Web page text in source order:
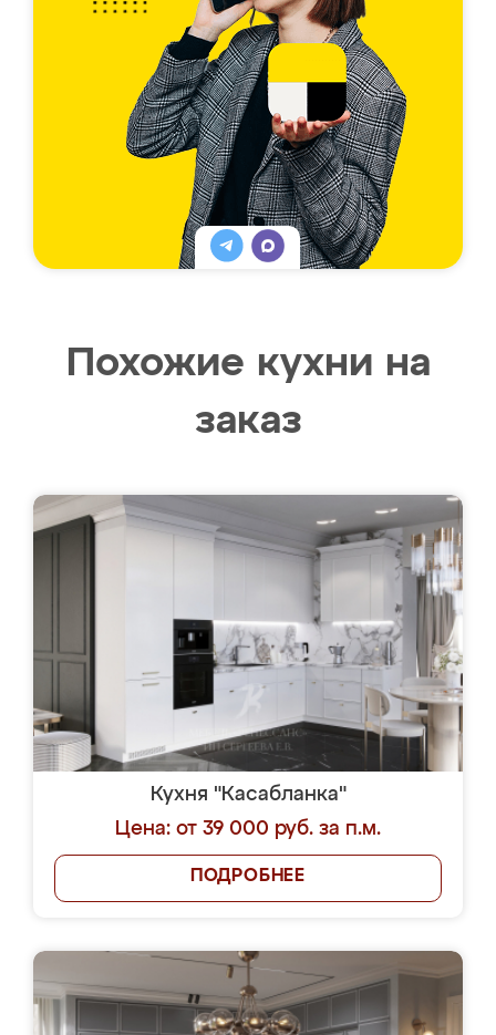
Похожие кухни на
заказ
Кухня "Касабланка"
Цена: от 39 000 руб. за п.м.
ПОДРОБНЕЕ